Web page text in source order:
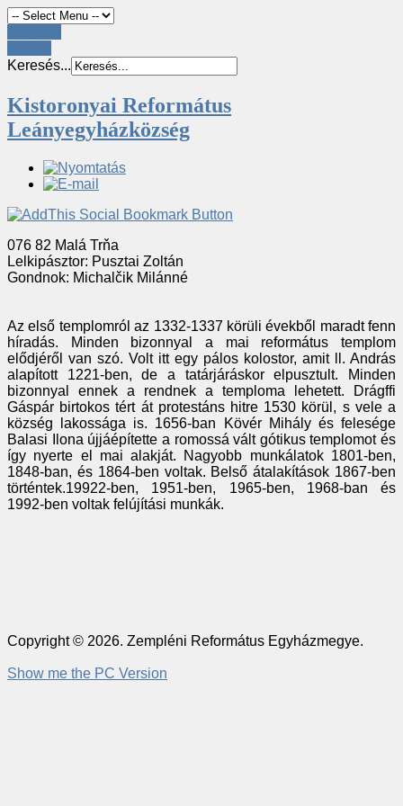
Keresés...
Kistoronyai Református
Leányegyházközség
076 82 Malá Trňa
Lelkipásztor: Pusztai Zoltán
Gondnok: Michalčik Milánné
Az első templomról az 1332-1337 körüli évekből maradt fenn
híradás. Minden bizonnyal a mai református templom
elődjéről van szó. Volt itt egy pálos kolostor, amit ll. András
alapított 1221-ben, de a tatárjáráskor elpusztult. Minden
bizonnyal ennek a rendnek a temploma lehetett. Drágffi
Gáspár birtokos tért át protestáns hitre 1530 körül, s vele a
község lakossága is. 1656-ban Kövér Mihály és felesége
Balasi Ilona újjáépítette a romossá vált gótikus templomot és
így nyerte el mai alakját. Nagyobb munkálatok 1801-ben,
1848-ban, és 1864-ben voltak. Belső átalakítások 1867-ben
történtek.19922-ben, 1951-ben, 1965-ben, 1968-ban és
1992-ben voltak felújítási munkák.
Copyright © 2026. Zempléni Református Egyházmegye.
Show me the PC Version